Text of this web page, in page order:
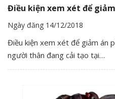
Điều kiện xem xét để
Ngày đăng 14/12/2018
Điều kiện xem xét để giảm án
người thân đang cải tạo tại…